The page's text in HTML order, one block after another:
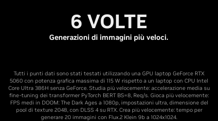
6 VOLTE
Generazioni di immagini più veloci.
Tutti i punti dati sono stati testati utilizzando una GPU laptop GeForce RTX
5060 con potenza grafica massima di 115 W rispetto a un laptop con CPU Intel
Core Ultra 386H senza GeForce. Studia più velocemente: accelerazione media su
fine-tuning dei transformer PyTorch BERT BS=8, Req/s. Gioca più velocemente:
FPS medi in DOOM: The Dark Ages a 1080p, impostazioni ultra, dimensione del
pool di texture 2048, con DLSS 4 su RTX. Crea più velocemente: tempo per
generare 20 immagini con Flux.2 Klein 9b a 1024x1024.